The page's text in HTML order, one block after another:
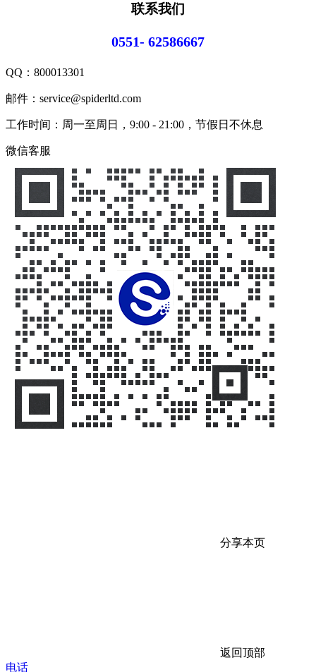
联系我们
0551- 62586667
QQ： 800013301
邮件：service@spiderltd.com
工作时间：周一至周日，9:00 - 21:00，节假日不休息
微信客服
分享本页
返回顶部
电话